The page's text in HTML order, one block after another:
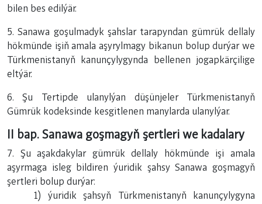
bilen bes edilýär.
5. Sanawa goşulmadyk şahslar tarapyndan gümrük dellaly
hökmünde işiň amala aşyrylmagy bikanun bolup durýar we
Türkmenistanyň kanunçylygynda bellenen jogapkärçilige
eltýär.
6. Şu Tertipde ulanylýan düşünjeler Türkmenistanyň
Gümrük kodeksinde kesgitlenen manylarda ulanylýar.
II bap. Sanawa goşmagyň şertleri we kadalary
7. Şu aşakdakylar gümrük dellaly hökmünde işi amala
aşyrmaga isleg bildiren ýuridik şahsy Sanawa goşmagyň
şertleri bolup durýar:
1) ýuridik şahsyň Türkmenistanyň kanunçylygyna